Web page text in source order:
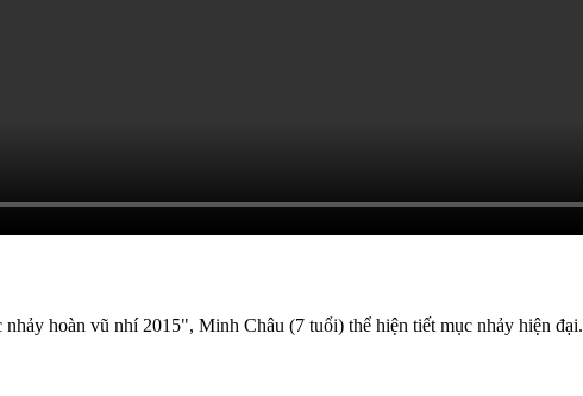
hoàn vũ nhí 2015", Minh Châu (7 tuổi) thể hiện tiết mục nhảy hiện đại.